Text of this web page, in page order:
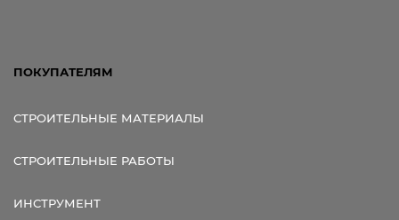
ПОКУПАТЕЛЯМ
СТРОИТЕЛЬНЫЕ МАТЕРИАЛЫ
СТРОИТЕЛЬНЫЕ РАБОТЫ
ИНСТРУМЕНТ